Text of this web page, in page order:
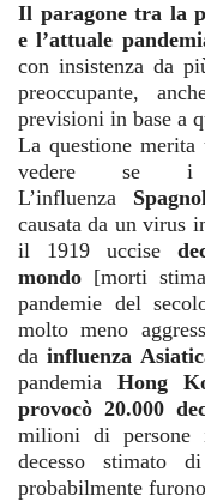
Il paragone tra la
e l’attuale
con insistenza da
preoccupante,
previsioni in base a
La questione
vedere se i
L’influenza
causata da un virus
il 1919 uccise
mondo [morti
pandemie del
molto meno
dainfluenza
pandemiaHong
provocò 20.000
milioni di
decesso stimato
probabilmente